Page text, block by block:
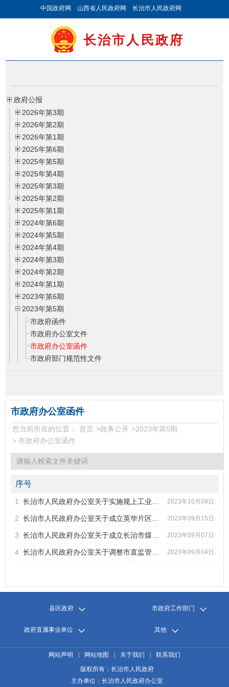
中国政府网 山西省人民政府网 长治市人民政府网
长治市人民政府
政府公报
2026年第3期
2026年第2期
2026年第1期
2025年第6期
2025年第5期
2025年第4期
2025年第3期
2025年第2期
2025年第1期
2024年第6期
2024年第5期
2024年第4期
2024年第3期
2024年第2期
2024年第1期
2023年第6期
2023年第5期
市政府函件
市政府办公室文件
市政府办公室函件
市政府部门规范性文件
2023年第1期
2022年第6期
2022年第5期
2022年第4期
2022年第3期
2022年第2期
2022年第1期
2021年第5期
2021年第4期
2021年第3期
2021年第1期
2020年第4期
2020年第3期
2020年第1期
市政府办公室函件
您当前所在的位置： 首页 >政务公开 >2023年第5期
> 市政府办公室函件
序号
标题
发文字号 发布日期
1 2023年10月09日
2 2023年09月15日
3 2023年09月07日
4 2023年09月04日
县区政府 市政府工作部门
政府直属事业单位 其他
网站声明 网站地图 关于我们
联系我们
版权所有：长治市人民政府
主办单位：长治市人民政府办公室